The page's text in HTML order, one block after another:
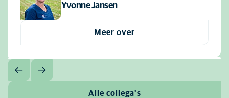
Yvonne Jansen
Meer over
Alle collega's